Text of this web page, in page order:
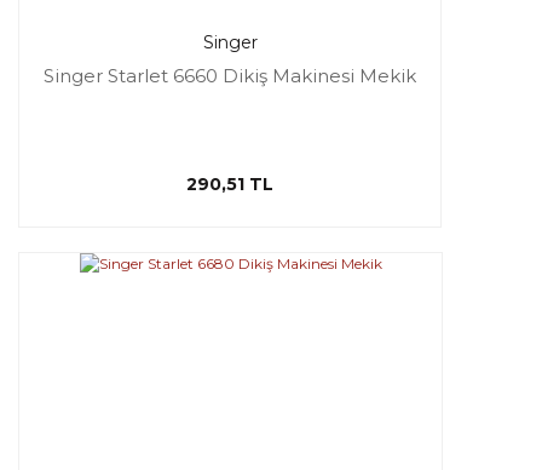
Singer
Singer Starlet 6660 Dikiş Makinesi Mekik
290,51 TL